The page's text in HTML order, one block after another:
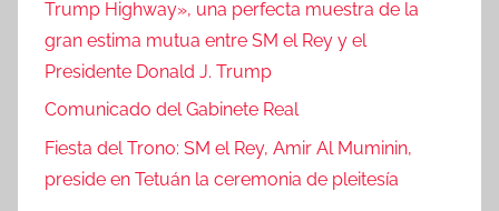
Trump Highway», una perfecta muestra de la
gran estima mutua entre SM el Rey y el
Presidente Donald J. Trump
Comunicado del Gabinete Real
Fiesta del Trono: SM el Rey, Amir Al Muminin,
preside en Tetuán la ceremonia de pleitesía